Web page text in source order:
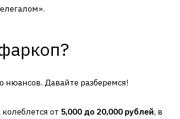
нюансов. Давайте разберемся!
от 5,000 до 20,000 рублей, в